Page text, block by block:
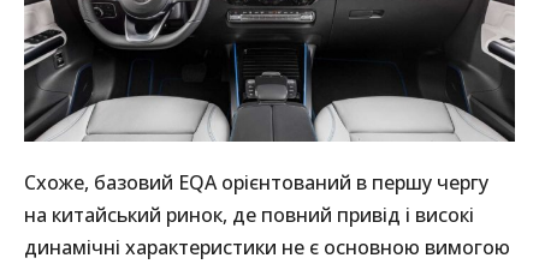
Схоже, базовий EQA орієнтований в першу чергу
на китайський ринок, де повний привід і високі
динамічні характеристики не є основною вимогою